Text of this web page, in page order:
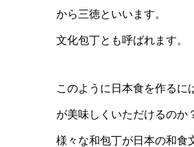
から三徳といいます。
文化包丁とも呼ばれます。
このように日本食を作るに
が美味しくいただけるのか
様々な和包丁が日本の和食